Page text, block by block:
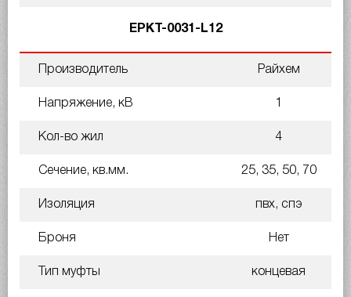
EPKT-0031-L12
Производитель Райхем
Напряжение, кВ 1
Кол-во жил 4
Сечение, кв.мм. 25, 35, 50, 70
Изоляция пвх, спэ
Броня Нет
Тип муфты концевая